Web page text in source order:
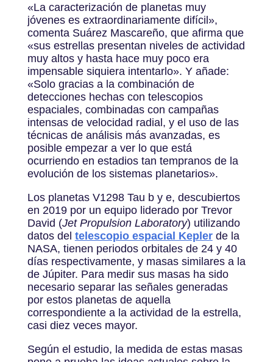
«La caracterización de planetas muy
jóvenes es extraordinariamente difícil»,
comenta Suárez Mascareño, que afirma que
«sus estrellas presentan niveles de actividad
muy altos y hasta hace muy poco era
impensable siquiera intentarlo». Y añade:
«Solo gracias a la combinación de
detecciones hechas con telescopios
espaciales, combinadas con campañas
intensas de velocidad radial, y el uso de las
técnicas de análisis más avanzadas, es
posible empezar a ver lo que está
ocurriendo en estadios tan tempranos de la
evolución de los sistemas planetarios».
Los planetas V1298 Tau b y e, descubiertos
en 2019 por un equipo liderado por Trevor
David (Jet Propulsion Laboratory) utilizando
datos del telescopio espacial Keplerde la
NASA, tienen periodos orbitales de 24 y 40
días respectivamente, y masas similares a la
de Júpiter. Para medir sus masas ha sido
necesario separar las señales generadas
por estos planetas de aquella
correspondiente a la actividad de la estrella,
casi diez veces mayor.
Según el estudio, la medida de estas masas